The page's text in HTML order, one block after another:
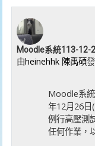
Moodle系統113-12-
由heinehhk 陳禹碩
Moodle系
年12月26
例行高壓測
任何作業，